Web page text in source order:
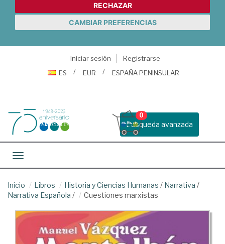
RECHAZAR
CAMBIAR PREFERENCIAS
Iniciar sesión
Registrarse
ES
EUR ESPAÑA PENINSULAR
Busqueda avanzada
0
Toggle navigation
Inicio Libros Historia y Ciencias Humanas / Narrativa /
Narrativa Española / Cuestiones marxistas